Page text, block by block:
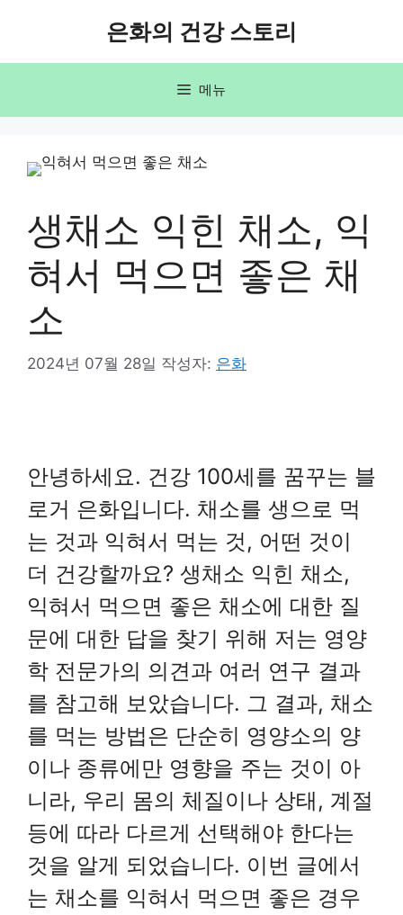
너
은화의 건강 스토리
메뉴
생채소 익힌 채소, 익
혀서 먹으면 좋은 채
소
2024년 07월 28일 작성자: 은화
안녕하세요. 건강 100세를 꿈꾸는 블
로거 은화입니다. 채소를 생으로 먹
는 것과 익혀서 먹는 것, 어떤 것이
더 건강할까요? 생채소 익힌 채소,
익혀서 먹으면 좋은 채소에 대한 질
문에 대한 답을 찾기 위해 저는 영양
학 전문가의 의견과 여러 연구 결과
를 참고해 보았습니다. 그 결과, 채소
를 먹는 방법은 단순히 영양소의 양
이나 종류에만 영향을 주는 것이 아
니라, 우리 몸의 체질이나 상태, 계절
등에 따라 다르게 선택해야 한다는
것을 알게 되었습니다. 이번 글에서
는 채소를 익혀서 먹으면 좋은 경우